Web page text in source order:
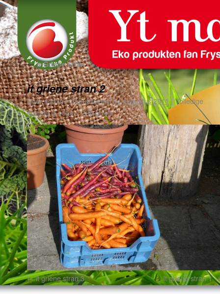
←It Griene Strân
it griene stran 2
Dooradmin|Gepubliceerd24 augustus 2011 |Volledige
grootte is1024 × 768pixels
it griene stran 3 It griene stran 1